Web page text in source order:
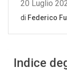
Indice